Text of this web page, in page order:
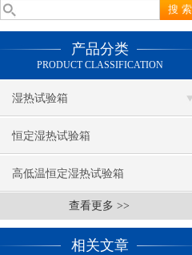
产品分类
PRODUCT CLASSIFICATION
湿热试验箱
恒定湿热试验箱
高低温恒定湿热试验箱
查看更多 >>
相关文章